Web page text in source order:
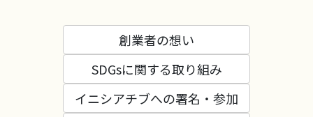
創業者の想い
SDGsに関する取り組み
イニシアチブへの署名・参加